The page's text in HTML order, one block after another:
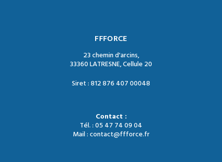
FFFORCE
23 chemin d'arcins,
33360 LATRESNE, Cellule 20
Siret : 812 876 407 00048
Contact :
Tél. : 05 47 74 09 04
Mail : contact@ffforce.fr